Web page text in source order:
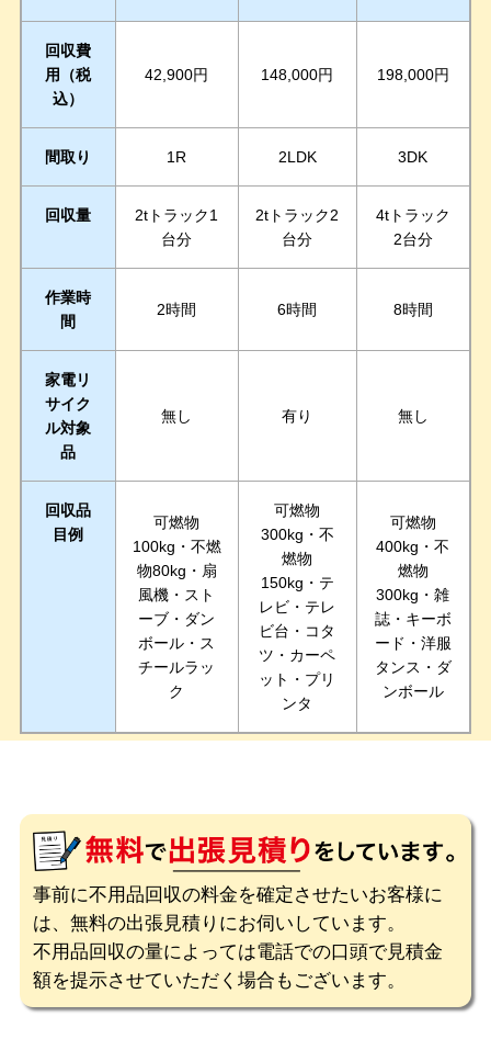
回収費
用（税
込）
42,900円 148,000円 198,000円
間取り 1R 2LDK 3DK
回収量
2tトラック1
台分
2tトラック2
台分
4tトラック
2台分
作業時
間
2時間 6時間 8時間
家電リ
サイク
ル対象
品
無し 有り 無し
回収品
目例
可燃物
100kg・不燃
物80kg・扇
風機・スト
ーブ・ダン
ボール・ス
チールラッ
ク
可燃物
300kg・不
燃物
150kg・テ
レビ・テレ
ビ台・コタ
ツ・カーペ
ット・プリ
ンタ
可燃物
400kg・不
燃物
300kg・雑
誌・キーボ
ード・洋服
タンス・ダ
ンボール
事前に不用品回収の料金を確定させたいお客様に
は、無料の出張見積りにお伺いしています。
不用品回収の量によっては電話での口頭で見積金
額を提示させていただく場合もございます。